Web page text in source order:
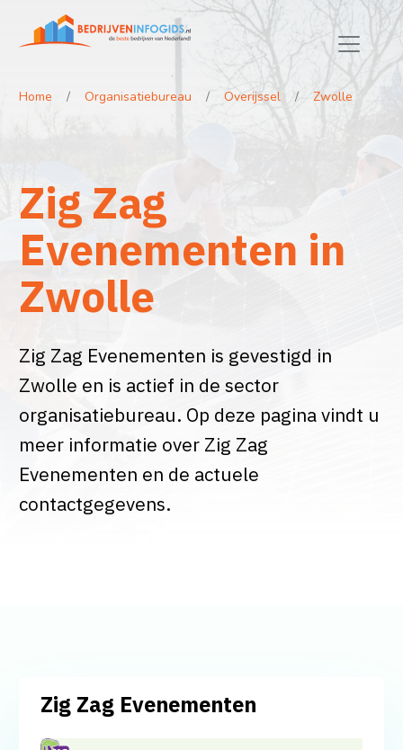
Home Organisatiebureau Overijssel Zwolle
Zig Zag
Evenementen in
Zwolle
Zig Zag Evenementen is gevestigd in
Zwolle en is actief in de sector
organisatiebureau. Op deze pagina vindt u
meer informatie over Zig Zag
Evenementen en de actuele
contactgegevens.
Zig Zag Evenementen